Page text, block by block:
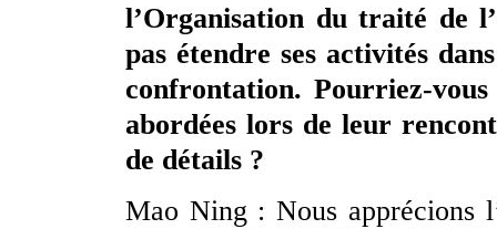
l’Organisation du traité de
pas étendre ses activités
confrontation. Pourriez-
abordées lors de leur
de détails ?
Mao Ning : Nous apprécions